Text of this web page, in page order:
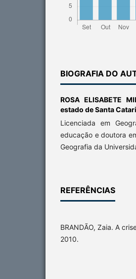
BIOGRAFIA DO
ROSA ELISABETE
estado de Santa
Licenciada em
educação e doutora
Geografia da
REFERÊNCIAS
BRANDÃO, Zaia. A
2010.